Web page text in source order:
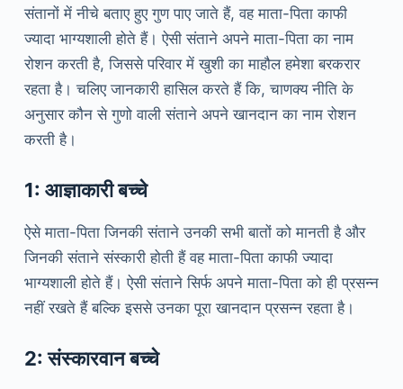
संतानों में नीचे बताए हुए गुण पाए जाते हैं, वह माता-पिता काफी
ज्यादा भाग्यशाली होते हैं। ऐसी संताने अपने माता-पिता का नाम
रोशन करती है, जिससे परिवार में खुशी का माहौल हमेशा बरकरार
रहता है। चलिए जानकारी हासिल करते हैं कि, चाणक्य नीति के
अनुसार कौन से गुणो वाली संताने अपने खानदान का नाम रोशन
करती है।
1: आज्ञाकारी बच्चे
ऐसे माता-पिता जिनकी संताने उनकी सभी बातों को मानती है और
जिनकी संताने संस्कारी होती हैं वह माता-पिता काफी ज्यादा
भाग्यशाली होते हैं। ऐसी संताने सिर्फ अपने माता-पिता को ही प्रसन्न
नहीं रखते हैं बल्कि इससे उनका पूरा खानदान प्रसन्न रहता है।
2: संस्कारवान बच्चे